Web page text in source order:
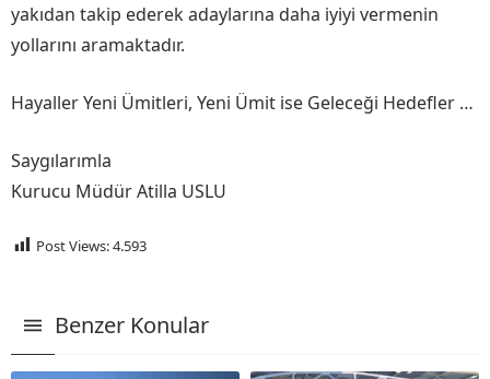
yakıdan takip ederek adaylarına daha iyiyi vermenin
yollarını aramaktadır.
Hayaller Yeni Ümitleri, Yeni Ümit ise Geleceği Hedefler …
Saygılarımla
Kurucu Müdür Atilla USLU
Post Views:4.593
Benzer Konular